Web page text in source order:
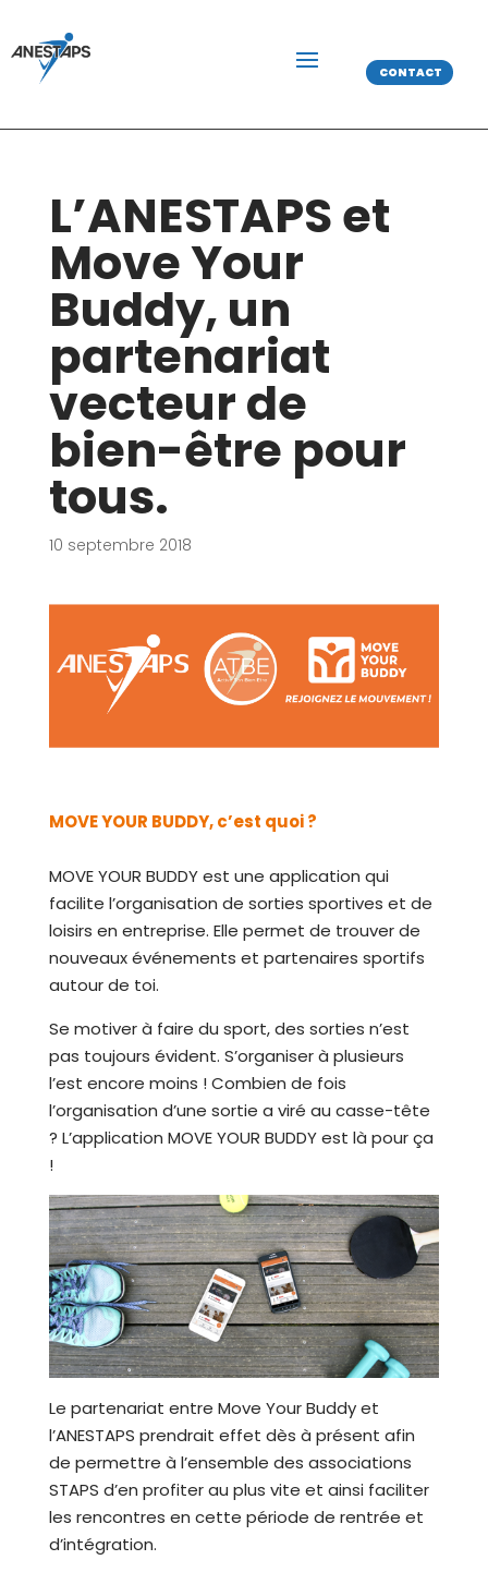
CONTACT
L’ANESTAPS et
Move Your
Buddy, un
partenariat
vecteur de
bien-être pour
tous.
10 septembre 2018
MOVE YOUR BUDDY, c’est quoi ?
MOVE YOUR BUDDY est une application qui
facilite l’organisation de sorties sportives et de
loisirs en entreprise. Elle permet de trouver de
nouveaux événements et partenaires sportifs
autour de toi.
Se motiver à faire du sport, des sorties n’est
pas toujours évident. S’organiser à plusieurs
l’est encore moins ! Combien de fois
l’organisation d’une sortie a viré au casse-tête
? L’application MOVE YOUR BUDDY est là pour ça
!
Le partenariat entre Move Your Buddy et
l’ANESTAPS prendrait effet dès à présent afin
de permettre à l’ensemble des associations
STAPS d’en profiter au plus vite et ainsi faciliter
les rencontres en cette période de rentrée et
d’intégration.